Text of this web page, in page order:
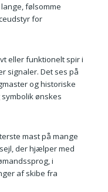
følsomme
for
eller funktionelt spir i
signaler. Det ses på
og historiske
ønskes
mast på mange
der hjælper med
i
af skibe fra